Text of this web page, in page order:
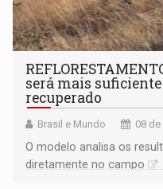
será mais
recuperado
Brasil e Mundo 08
O modelo analisa os
diretamente no campo